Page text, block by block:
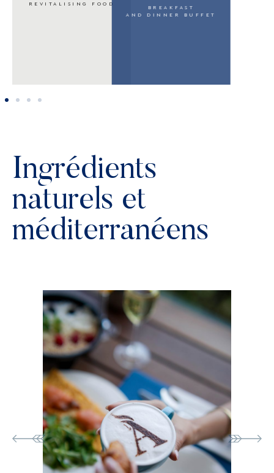
REVITALISING FOOD
BREAKFAST
AND DINNER BUFFET
Ingrédients
naturels et
méditerranéens